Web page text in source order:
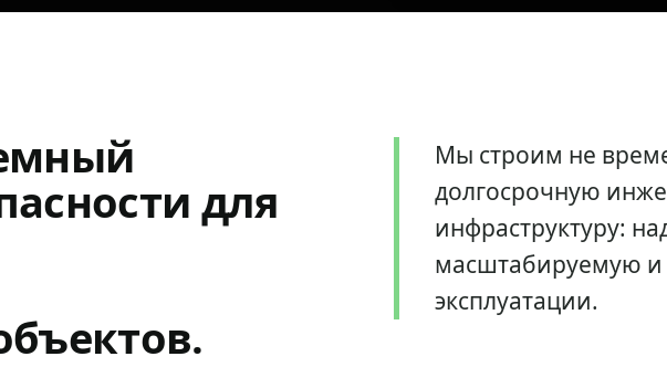
для
Мы строим не
долгосрочную
инфраструктуру:
масштабируемую и
эксплуатации.